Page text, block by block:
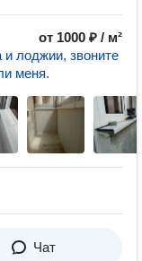
от 1000 ₽ / м²
и лоджии, звоните
меня.
Чат